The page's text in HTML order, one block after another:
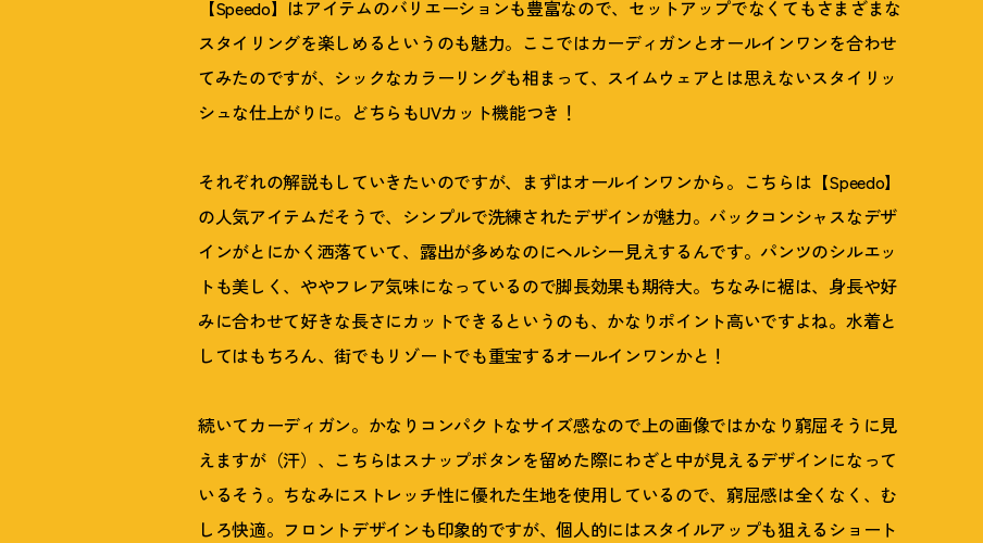
【Speedo】はアイテムのバリエーションも豊富なので、セットアップでなくてもさまざまな
スタイリングを楽しめるというのも魅力。ここではカーディガンとオールインワンを合わせ
てみたのですが、シックなカラーリングも相まって、スイムウェアとは思えないスタイリッ
シュな仕上がりに。どちらもUVカット機能つき ！
それぞれの解説もしていきたいのですが、まずはオールインワンから。こちらは【Speedo】
の人気アイテムだそうで、シンプルで洗練されたデザインが魅力。バックコンシャスなデザ
インがとにかく洒落ていて、露出が多めなのにヘルシー見えするんです。パンツのシルエッ
トも美しく、ややフレア気味になっているので脚長効果も期待大。ちなみに裾は、身長や好
みに合わせて好きな長さにカットできるというのも、かなりポイント高いですよね。水着と
してはもちろん、街でもリゾートでも重宝するオールインワンかと ！
続いてカーディガン。かなりコンパクトなサイズ感なので上の画像ではかなり窮屈そうに見
えますが（汗）、こちらはスナップボタンを留めた際にわざと中が見えるデザインになって
いるそう。ちなみにストレッチ性に優れた生地を使用しているので、窮屈感は全くなく、む
しろ快適。フロントデザインも印象的ですが、個人的にはスタイルアップも狙えるショート